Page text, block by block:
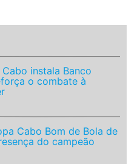
instala Banco
o combate à
Cabo Bom de Bola de
do campeão